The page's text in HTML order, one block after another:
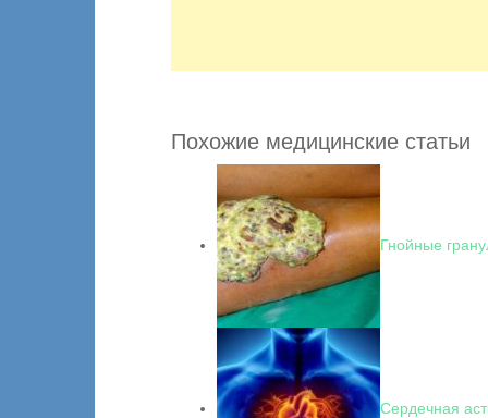
Похожие медицинские статьи
Гнойные
Сердечная